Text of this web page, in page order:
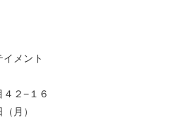
イメント
２−１６
月）